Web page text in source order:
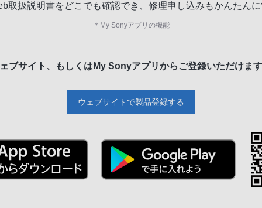
取扱説明書をどこでも確認でき、修理申し込みもかんたん
＊ My Sonyアプリの機能
ブサイト、もしくは My Sonyアプリからご登録いただけま
ウェブサイトで製品登録する